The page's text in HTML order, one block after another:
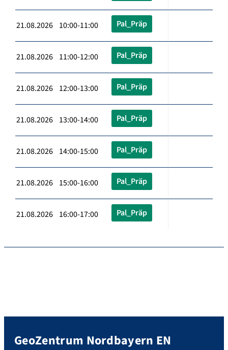
21.08.2026 10:00-11:00 Pal_Präp
21.08.2026 11:00-12:00 Pal_Präp
21.08.2026 12:00-13:00 Pal_Präp
21.08.2026 13:00-14:00 Pal_Präp
21.08.2026 14:00-15:00 Pal_Präp
21.08.2026 15:00-16:00 Pal_Präp
21.08.2026 16:00-17:00 Pal_Präp
GeoZentrum Nordbayern EN